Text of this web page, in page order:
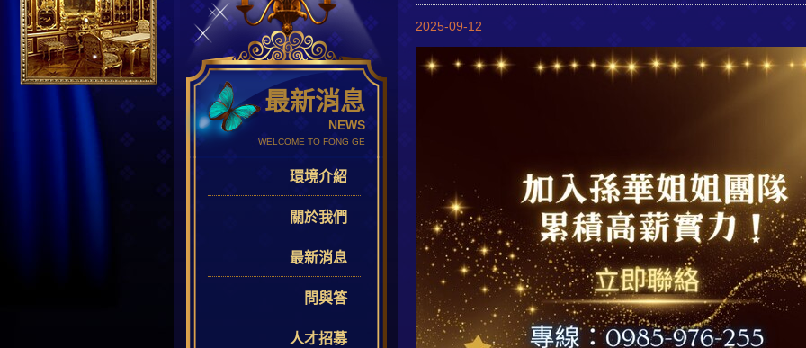
最新消息
NEWS
WELCOME TO FONG GE
環境介紹
關於我們
最新消息
問與答
人才招募
2025-09-12